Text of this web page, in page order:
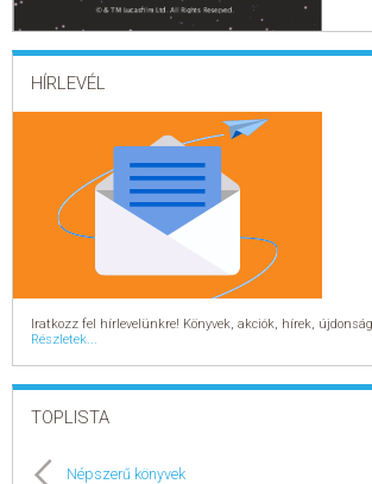
HÍRLEVÉL
Iratkozz fel hírlevelünkre! Könyvek, akciók, hírek,
Részletek...
TOPLISTA
Népszerű könyvek